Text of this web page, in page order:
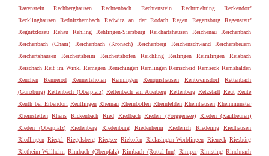
Ravenstein
Rechberghausen Rechtenbach Rechtenstein Rechtmehring
Reckendorf
Recklinghausen
Rednitzhembach Redwitz an der Rodach Regen Regensburg
Regenstauf
Regnitzlosau
Rehau Rehling Rehlingen-Siersburg Reichartshausen Reichenau
Reichenbach
Reichenbach (Cham)
Reichenbach (Kronach) Reichenberg Reichenschwand
Reichersbeuern
Reichertshausen
Reichertsheim Reichertshofen Reichling Reilingen Reimlingen
Reisbach
Reischach Reit im Winkl Remagen Remchingen Remlingen Remscheid Remseck Remshalden
Renchen
Rennerod Rennertshofen Renningen Renquishausen Rentweinsdorf
Rettenbach
(Günzburg) Rettenbach (Oberpfalz) Rettenbach am Auerberg Rettenberg Retzstadt Reut Reute
Reuth bei Erbendorf Reutlingen Rheinau Rheinböllen Rheinfelden Rheinhausen Rheinmünster
Rheinstetten
Rhens Rickenbach Ried Riedbach Rieden (Forggensee)
Rieden (Kaufbeuren)
Rieden (Oberpfalz)
Riedenberg Riedenburg Riedenheim Riederich Riedering
Riedhausen
Riedlingen Riegel Riegelsberg Riegsee Riekofen Rielasingen-Worblingen Rieneck Riesbürg
Rietheim-Weilheim Rimbach (Oberpfalz) Rimbach (Rottal-Inn) Rimpar Rimsting Rinchnach